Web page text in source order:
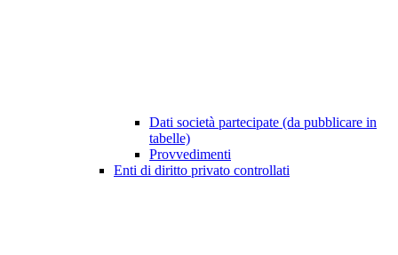
Dati società partecipate (da pubblicare in
tabelle)
Provvedimenti
Enti di diritto privato controllati